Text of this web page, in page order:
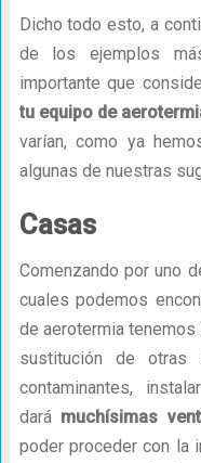
Dicho todo esto, a
de los ejemplos
importante que
tu equipo de
varían, como ya
algunas de nuestras
Casas
Comenzando por uno
cuales podemos
de aerotermia tenemos
sustitución de otras
contaminantes,
darámuchísimas
poder proceder con la